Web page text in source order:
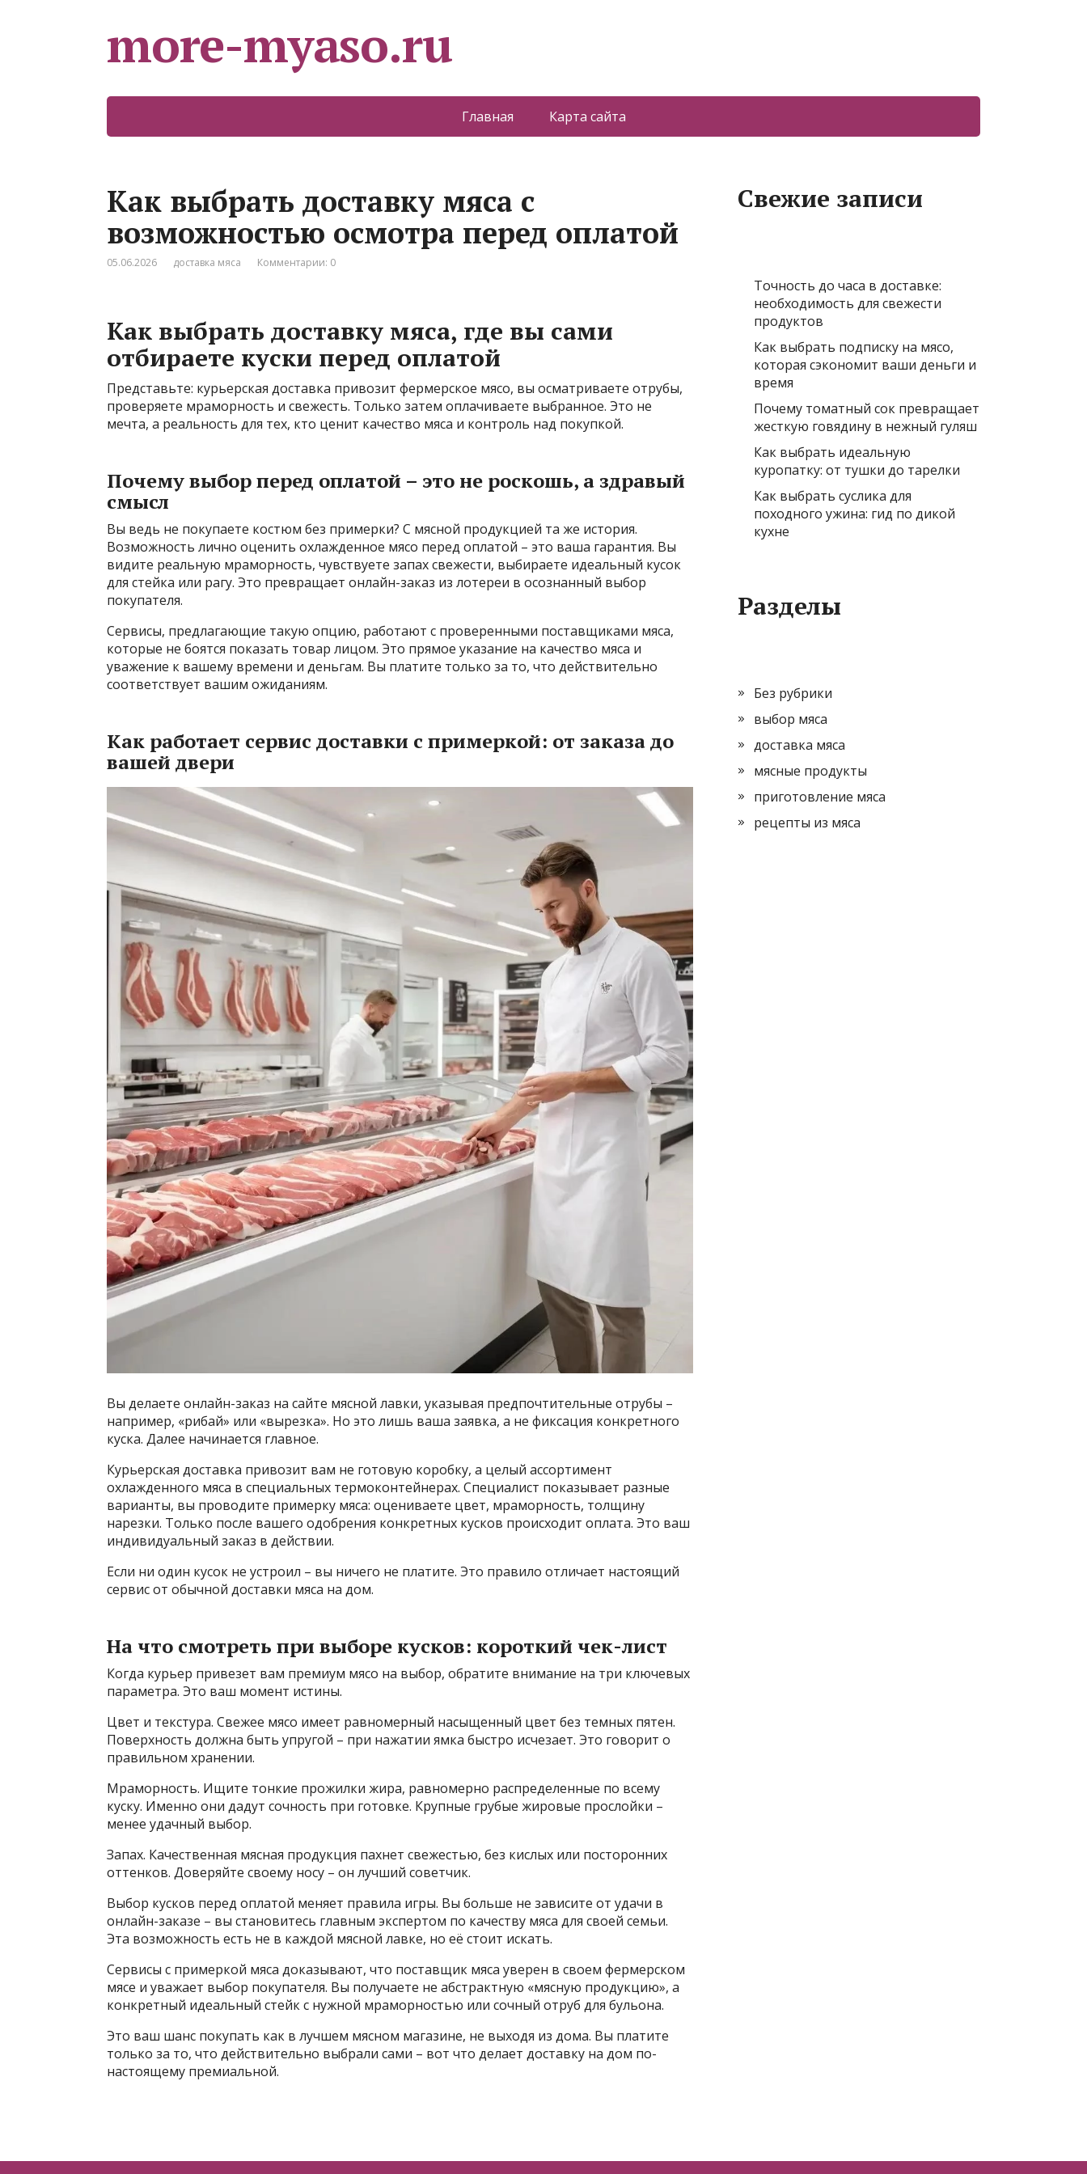
more-myaso.ru
Главная Карта сайта
Как выбрать доставку мяса с
возможностью осмотра перед оплатой
05.06.2026 доставка мяса Комментарии: 0
Как выбрать доставку мяса, где вы сами
отбираете куски перед оплатой
Представьте: курьерская доставка привозит фермерское мясо, вы осматриваете отрубы,
проверяете мраморность и свежесть. Только затем оплачиваете выбранное. Это не
мечта, а реальность для тех, кто ценит качество мяса и контроль над покупкой.
Почему выбор перед оплатой – это не роскошь, а здравый
смысл
Вы ведь не покупаете костюм без примерки? С мясной продукцией та же история.
Возможность лично оценить охлажденное мясо перед оплатой – это ваша гарантия. Вы
видите реальную мраморность, чувствуете запах свежести, выбираете идеальный кусок
для стейка или рагу. Это превращает онлайн-заказ из лотереи в осознанный выбор
покупателя.
Сервисы, предлагающие такую опцию, работают с проверенными поставщиками мяса,
которые не боятся показать товар лицом. Это прямое указание на качество мяса и
уважение к вашему времени и деньгам. Вы платите только за то, что действительно
соответствует вашим ожиданиям.
Как работает сервис доставки с примеркой: от заказа до
вашей двери
Вы делаете онлайн-заказ на сайте мясной лавки, указывая предпочтительные отрубы –
например, «рибай» или «вырезка». Но это лишь ваша заявка, а не фиксация конкретного
куска. Далее начинается главное.
Курьерская доставка привозит вам не готовую коробку, а целый ассортимент
охлажденного мяса в специальных термоконтейнерах. Специалист показывает разные
варианты, вы проводите примерку мяса: оцениваете цвет, мраморность, толщину
нарезки. Только после вашего одобрения конкретных кусков происходит оплата. Это ваш
индивидуальный заказ в действии.
Если ни один кусок не устроил – вы ничего не платите. Это правило отличает настоящий
сервис от обычной доставки мяса на дом.
На что смотреть при выборе кусков: короткий чек-лист
Когда курьер привезет вам премиум мясо на выбор, обратите внимание на три ключевых
параметра. Это ваш момент истины.
Цвет и текстура. Свежее мясо имеет равномерный насыщенный цвет без темных пятен.
Поверхность должна быть упругой – при нажатии ямка быстро исчезает. Это говорит о
правильном хранении.
Мраморность. Ищите тонкие прожилки жира, равномерно распределенные по всему
куску. Именно они дадут сочность при готовке. Крупные грубые жировые прослойки –
менее удачный выбор.
Запах. Качественная мясная продукция пахнет свежестью, без кислых или посторонних
оттенков. Доверяйте своему носу – он лучший советчик.
Выбор кусков перед оплатой меняет правила игры. Вы больше не зависите от удачи в
онлайн-заказе – вы становитесь главным экспертом по качеству мяса для своей семьи.
Эта возможность есть не в каждой мясной лавке, но её стоит искать.
Сервисы с примеркой мяса доказывают, что поставщик мяса уверен в своем фермерском
мясе и уважает выбор покупателя. Вы получаете не абстрактную «мясную продукцию», а
конкретный идеальный стейк с нужной мраморностью или сочный отруб для бульона.
Это ваш шанс покупать как в лучшем мясном магазине, не выходя из дома. Вы платите
только за то, что действительно выбрали сами – вот что делает доставку на дом по-
настоящему премиальной.
Свежие записи
Точность до часа в доставке:
необходимость для свежести
продуктов
Как выбрать подписку на мясо,
которая сэкономит ваши деньги и
время
Почему томатный сок превращает
жесткую говядину в нежный гуляш
Как выбрать идеальную
куропатку: от тушки до тарелки
Как выбрать суслика для
походного ужина: гид по дикой
кухне
Разделы
Без рубрики
выбор мяса
доставка мяса
мясные продукты
приготовление мяса
рецепты из мяса